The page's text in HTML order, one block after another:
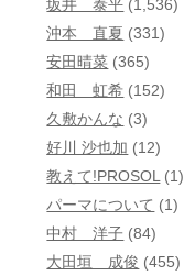
坂井 泰平 (1,536)
沖本 直夏 (331)
安田晴菜 (365)
和田 虹希 (152)
久敷かんな (3)
好川 沙也加 (12)
教えて!PROSOL (1)
パーマについて (1)
中村 洋子 (84)
大田垣 成俊 (455)